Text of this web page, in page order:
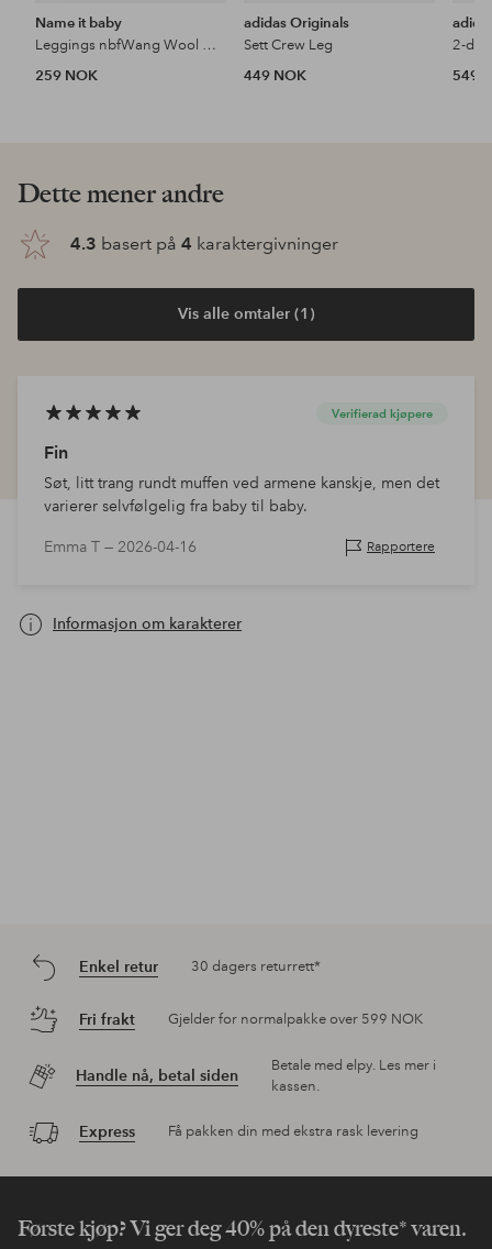
Name it baby
Leggings nbfWang Wool Needle Legging
259 NOK
adidas Originals
Sett Crew Leg
449 NOK
2-
549
Dette mener andre
4.3 basert på 4 karaktergivninger
Vis alle omtaler (1)
Verifierad kjøpere
Fin
Søt, litt trang rundt muffen ved armene kanskje, men det
varierer selvfølgelig fra baby til baby.
Emma T — 2026-04-16 Rapportere
Informasjon om karakterer
Enkel retur 30 dagers returrett*
Fri frakt Gjelder for normalpakke over 599 NOK
Handle nå, betal siden
Betale med elpy. Les mer i
kassen.
Express Få pakken din med ekstra rask levering
Første kjøp? Vi ger deg 40% på den dyreste* varen.